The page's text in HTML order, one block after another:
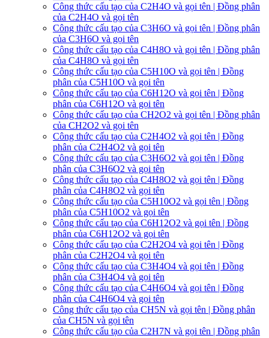
Công thức cấu tạo của C2H4O và gọi tên | Đồng phân
của C2H4O và gọi tên
Công thức cấu tạo của C3H6O và gọi tên | Đồng phân
của C3H6O và gọi tên
Công thức cấu tạo của C4H8O và gọi tên | Đồng phân
của C4H8O và gọi tên
Công thức cấu tạo của C5H10O và gọi tên | Đồng
phân của C5H10O và gọi tên
Công thức cấu tạo của C6H12O và gọi tên | Đồng
phân của C6H12O và gọi tên
Công thức cấu tạo của CH2O2 và gọi tên | Đồng phân
của CH2O2 và gọi tên
Công thức cấu tạo của C2H4O2 và gọi tên | Đồng
phân của C2H4O2 và gọi tên
Công thức cấu tạo của C3H6O2 và gọi tên | Đồng
phân của C3H6O2 và gọi tên
Công thức cấu tạo của C4H8O2 và gọi tên | Đồng
phân của C4H8O2 và gọi tên
Công thức cấu tạo của C5H10O2 và gọi tên | Đồng
phân của C5H10O2 và gọi tên
Công thức cấu tạo của C6H12O2 và gọi tên | Đồng
phân của C6H12O2 và gọi tên
Công thức cấu tạo của C2H2O4 và gọi tên | Đồng
phân của C2H2O4 và gọi tên
Công thức cấu tạo của C3H4O4 và gọi tên | Đồng
phân của C3H4O4 và gọi tên
Công thức cấu tạo của C4H6O4 và gọi tên | Đồng
phân của C4H6O4 và gọi tên
Công thức cấu tạo của CH5N và gọi tên | Đồng phân
của CH5N và gọi tên
Công thức cấu tạo của C2H7N và gọi tên | Đồng phân